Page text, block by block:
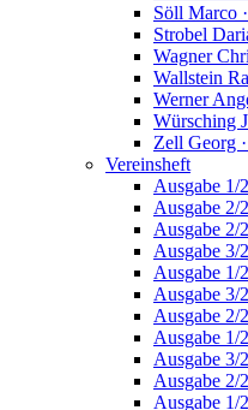
Söll Marco
Strobel
Wagner
Wallstein
Werner
Würsching
Zell Georg
Vereinsheft
Ausgabe 1/
Ausgabe 2/
Ausgabe 2/
Ausgabe 3/
Ausgabe 1/
Ausgabe 3/
Ausgabe 2/
Ausgabe 1/
Ausgabe 3/
Ausgabe 2/
Ausgabe 1/